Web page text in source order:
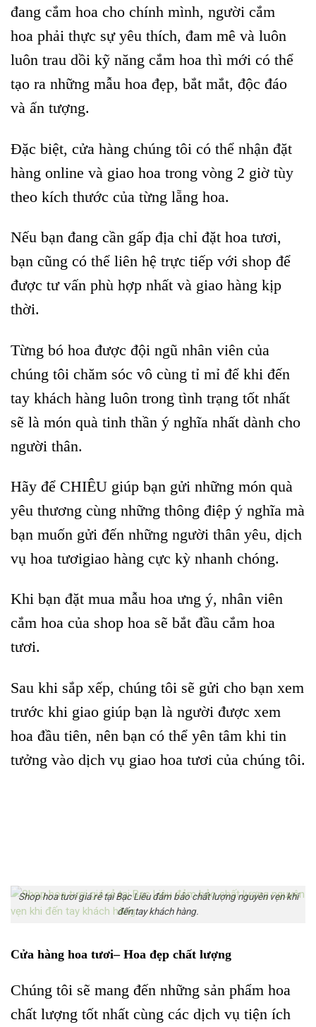
đang cắm hoa cho chính mình, người cắm
hoa phải thực sự yêu thích, đam mê và luôn
luôn trau dồi kỹ năng cắm hoa thì mới có thể
tạo ra những mẫu hoa đẹp, bắt mắt, độc đáo
và ấn tượng.
Đặc biệt, cửa hàng chúng tôi có thể nhận đặt
hàng online và giao hoa trong vòng 2 giờ tùy
theo kích thước của từng lẵng hoa.
Nếu bạn đang cần gấp địa chỉ đặt hoa tươi,
bạn cũng có thể liên hệ trực tiếp với shop để
được tư vấn phù hợp nhất và giao hàng kịp
thời.
Từng bó hoa được đội ngũ nhân viên của
chúng tôi chăm sóc vô cùng tỉ mỉ để khi đến
tay khách hàng luôn trong tình trạng tốt nhất
sẽ là món quà tinh thần ý nghĩa nhất dành cho
người thân.
Hãy để CHIÊU giúp bạn gửi những món quà
yêu thương cùng những thông điệp ý nghĩa mà
bạn muốn gửi đến những người thân yêu, dịch
vụ hoa tươigiao hàng cực kỳ nhanh chóng.
Khi bạn đặt mua mẫu hoa ưng ý, nhân viên
cắm hoa của shop hoa sẽ bắt đầu cắm hoa
tươi.
Sau khi sắp xếp, chúng tôi sẽ gửi cho bạn xem
trước khi giao giúp bạn là người được xem
hoa đầu tiên, nên bạn có thể yên tâm khi tin
tưởng vào dịch vụ giao hoa tươi của chúng tôi.
Shop hoa tươi giá rẻ tại Bạc Liêu đảm bảo chất lượng nguyên vẹn khi
đến tay khách hàng.
Cửa hàng hoa tươi– Hoa đẹp chất lượng
Chúng tôi sẽ mang đến những sản phẩm hoa
chất lượng tốt nhất cùng các dịch vụ tiện ích